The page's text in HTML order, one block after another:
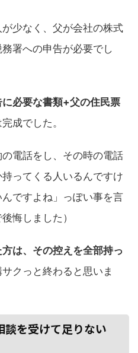
少なく、父が会社の株式
署への申告が必要でし
必要な書類+父の住民票
成でした。
の電話をし、その時の電話
ってくる人いるんですけ
ですよね」っぽい事を言
悔しました）
は、その控えを全部持っ
クっと終わると思いま
談を受けて足りない